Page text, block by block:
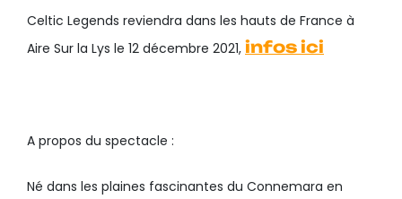
Celtic Legends reviendra dans les hauts de France à
Aire Sur la Lys le 12 décembre 2021, infos ici
A propos du spectacle :
Né dans les plaines fascinantes du Connemara en